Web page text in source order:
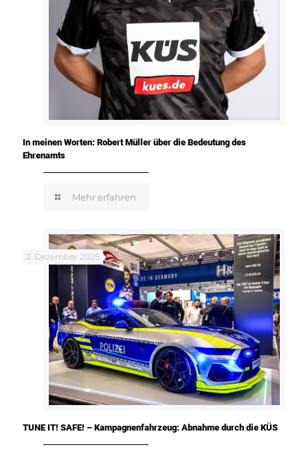
In meinen Worten: Robert Müller über die Bedeutung des
Ehrenamts
Mehr erfahren
2. Dezember 2025
TUNE IT! SAFE! – Kampagnenfahrzeug: Abnahme durch die KÜS